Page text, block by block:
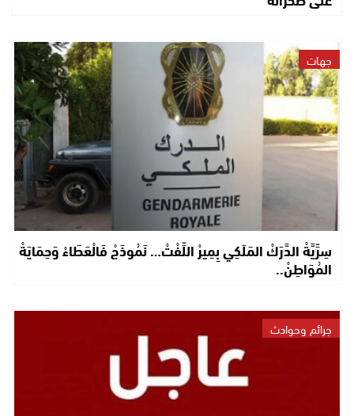
جهات
سِرِّيَّةْ الدَّرَكْ المَلَكِي بِمِيرْ اللِّفْتْ… نَمُوذَجْ فَالْعَطَاءْ وَحِمَايَةْ
المُوَاطِنْ..
جرائم وحوادث